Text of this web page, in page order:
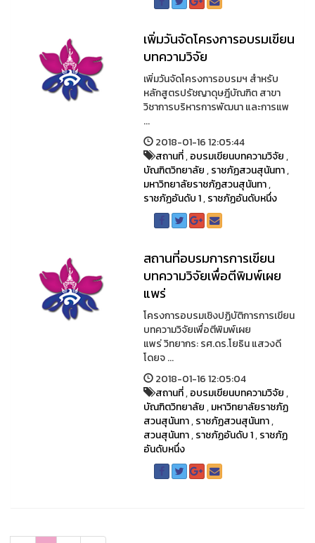
เพิ่มวันจัดโครงการอบรมเขียน
บทความวิจัย
เพิ่มวันจัดโครงการอบรมฯ สำหรับ
หลักสูตรปรัชญาดุษฎีบัณฑิต สาขา
วิชาการบริหารการพัฒนา และการแพ
...
2018-01-16 12:05:44
สถานที่,อบรมเขียนบทความวิจัย,
บัณฑิตวิทยาลัย,ราชภัฏสวนสุนันทา,
มหาวิทยาลัยราชภัฏสวนสุนันทา,
ราชภัฏอันดับ 1,ราชภัฏอันดับหนึ่ง
สถานที่อบรมการการเขียน
บทความวิจัยเพื่อตีพิมพ์เผย
แพร่
โครงการอบรมเชิงปฏิบัติการการเขียน
บทความวิจัยเพื่อตีพิมพ์เผย
แพร่ วิทยากร: รศ.ดร.โยธิน แสวงดี
โดยจ ...
2018-01-16 12:05:04
สถานที่,อบรมเขียนบทความวิจัย,
บัณฑิตวิทยาลัย,มหาวิทยาลัยราชภัฏ
สวนสุนันทา,ราชภัฏสวนสุนันทา,
สวนสุนันทา,ราชภัฏอันดับ 1,ราชภัฏ
อันดับหนึ่ง